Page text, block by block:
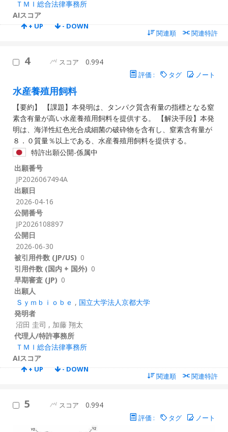
ＴＭＩ総合法律事務所
AIスコア
+ UP - DOWN
関連順 関連特許
4 スコア 0.994
評価 : タグ ノート
水産養殖用飼料
【要約】 【課題】本発明は、タンパク質含有量の指標となる窒
素含有量が高い水産養殖用飼料を提供する。 【解決手段】本発
明は、海洋性紅色光合成細菌の破砕物を含有し、窒素含有量が
８．０質量％以上である、水産養殖用飼料を提供する。
特許出願公開-係属中
出願番号
JP2026067494A
出願日
2026-04-16
公開番号
JP2026108897
公開日
2026-06-30
被引用件数 (JP/US) 0
引用件数 (国内 + 国外) 0
早期審査 (JP) 0
出願人
Ｓｙｍｂｉｏｂｅ , 国立大学法人京都大学
発明者
沼田 圭司 , 加藤 翔太
代理人/特許事務所
ＴＭＩ総合法律事務所
AIスコア
+ UP - DOWN
関連順 関連特許
5 スコア 0.994
評価 : タグ ノート